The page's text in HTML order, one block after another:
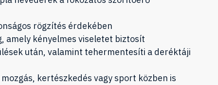
rögzítés érdekében
amely kényelmes viseletet biztosít
után, valamint tehermentesíti a deréktáji
kertészkedés vagy sport közben is